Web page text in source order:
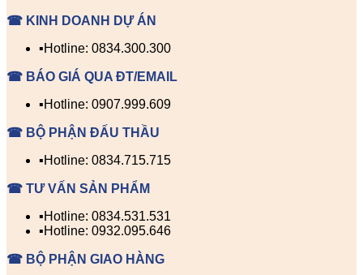
☎ KINH DOANH DỰ ÁN
▪️Hotline: 0834.300.300
☎ BÁO GIÁ QUA ĐT/EMAIL
▪️Hotline: 0907.999.609
☎ BỘ PHẬN ĐẤU THẦU
▪️Hotline: 0834.715.715
☎ TƯ VẤN SẢN PHẨM
▪️Hotline: 0834.531.531
▪️Hotline: 0932.095.646
☎ BỘ PHẬN GIAO HÀNG